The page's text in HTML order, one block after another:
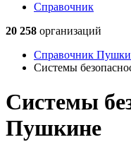
Справочник
20 258 организаций
Справочник
Системы
Системы
Пушкине